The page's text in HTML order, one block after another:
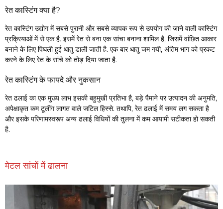
रेत कास्टिंग क्या है?
रेत कास्टिंग उद्योग में सबसे पुरानी और सबसे व्यापक रूप से उपयोग की जाने वाली कास्टिंग
प्रक्रियाओं में से एक है. इसमें रेत से बना एक सांचा बनाना शामिल है, जिसमें वांछित आकार
बनाने के लिए पिघली हुई धातु डाली जाती है. एक बार धातु जम गयी, अंतिम भाग को प्रकट
करने के लिए रेत के सांचे को तोड़ दिया जाता है.
रेत कास्टिंग के फायदे और नुकसान
रेत ढलाई का एक मुख्य लाभ इसकी बहुमुखी प्रतिभा है, बड़े पैमाने पर उत्पादन की अनुमति,
अपेक्षाकृत कम टूलींग लागत वाले जटिल हिस्से. तथापि, रेत ढलाई में समय लग सकता है
और इसके परिणामस्वरूप अन्य ढलाई विधियों की तुलना में कम आयामी सटीकता हो सकती
है.
मेटल सांचों में ढालना